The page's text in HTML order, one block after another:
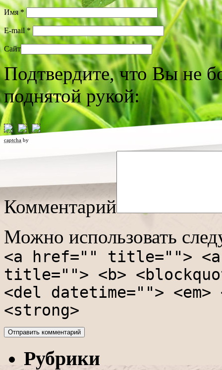
Имя*
E-mail*
Сайт
Подтвердите, что Вы не
поднятой рукой:
captcha by
Комментарий
Можно использовать
<a href="" title="">
title=""> <b>
<del datetime="">
<strong>
Рубрики